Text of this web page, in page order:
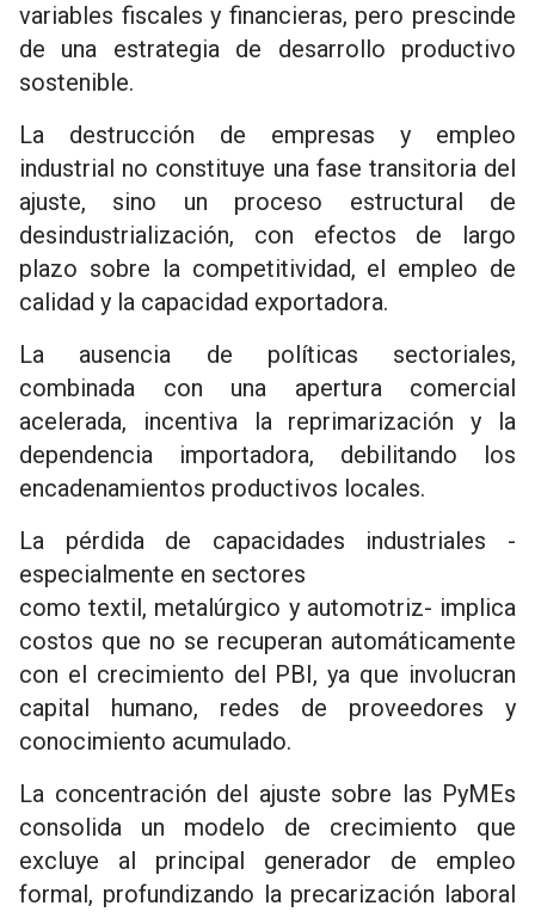
variables fiscales y financieras, pero prescinde
de una estrategia de desarrollo productivo
sostenible.
La destrucción de empresas y empleo
industrial no constituye una fase transitoria del
ajuste, sino un proceso estructural de
desindustrialización, con efectos de largo
plazo sobre la competitividad, el empleo de
calidad y la capacidad exportadora.
La ausencia de políticas sectoriales,
combinada con una apertura comercial
acelerada, incentiva la reprimarización y la
dependencia importadora, debilitando los
encadenamientos productivos locales.
La pérdida de capacidades industriales -
especialmente en sectores
como textil, metalúrgico y automotriz- implica
costos que no se recuperan automáticamente
con el crecimiento del PBI, ya que involucran
capital humano, redes de proveedores y
conocimiento acumulado.
La concentración del ajuste sobre las PyMEs
consolida un modelo de crecimiento que
excluye al principal generador de empleo
formal, profundizando la precarización laboral